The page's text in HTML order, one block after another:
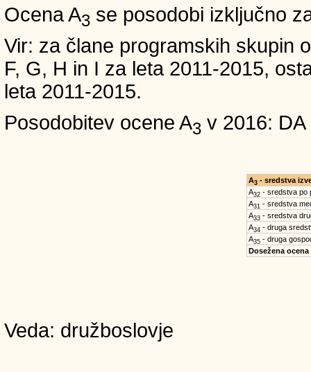
Ocena A3 se posodobi izključno
Vir: za člane programskih skupin
F, G, H in I za leta 2011-2015,
leta 2011-2015.
Posodobitev ocene A3 v 2016: DA
A3- sredstva
A32- sredstva po
A31 - sredstva
A33- sredstva
A34 - druga
A35- druga
Dosežena ocena
Veda: družboslovje